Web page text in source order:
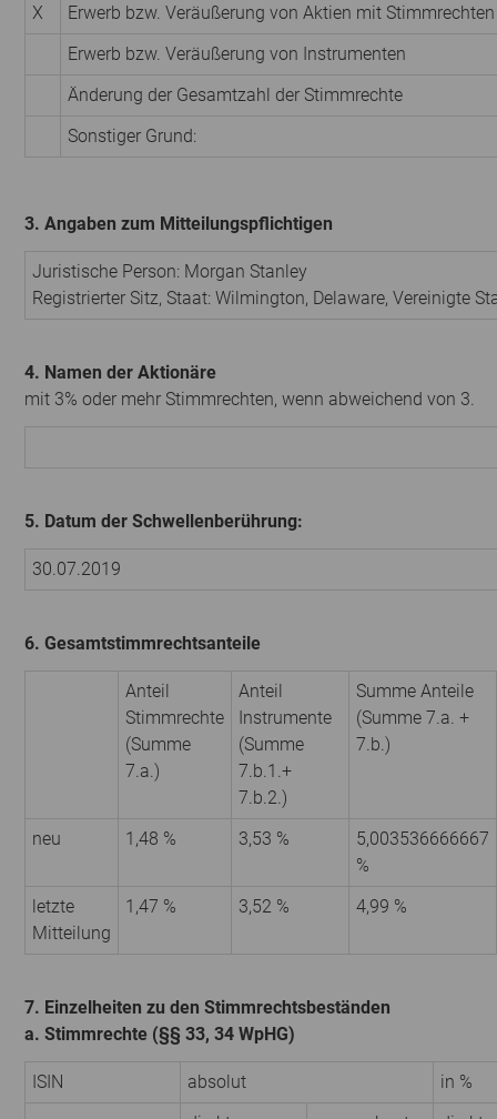
X
Erwerb bzw. Veräußerung von Aktien mit Stimmrechten
Erwerb bzw. Veräußerung von Instrumenten
Änderung der Gesamtzahl der Stimmrechte
Sonstiger Grund:
3. Angaben zum Mitteilungspflichtigen
Juristische Person: Morgan Stanley
Registrierter Sitz, Staat: Wilmington, Delaware, Vereinigte
4. Namen der Aktionäre
mit 3% oder mehr Stimmrechten, wenn abweichend von 3.
5. Datum der Schwellenberührung:
30.07.2019
6. Gesamtstimmrechtsanteile
Anteil
Stimmrechte
(Summe
7.a.)
Anteil
Instrumente
(Summe
7.b.1.+
7.b.2.)
Summe Anteile
(Summe 7.a. +
7.b.)
neu 1,48 % 3,53 %
5,003536666667
%
letzte
Mitteilung
1,47 % 3,52 % 4,99 %
7. Einzelheiten zu den Stimmrechtsbeständen
a. Stimmrechte (§§ 33, 34 WpHG)
ISIN absolut
in %